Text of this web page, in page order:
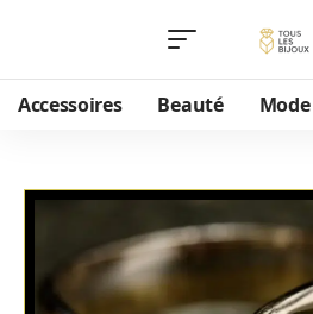
Accessoires Beauté Mode